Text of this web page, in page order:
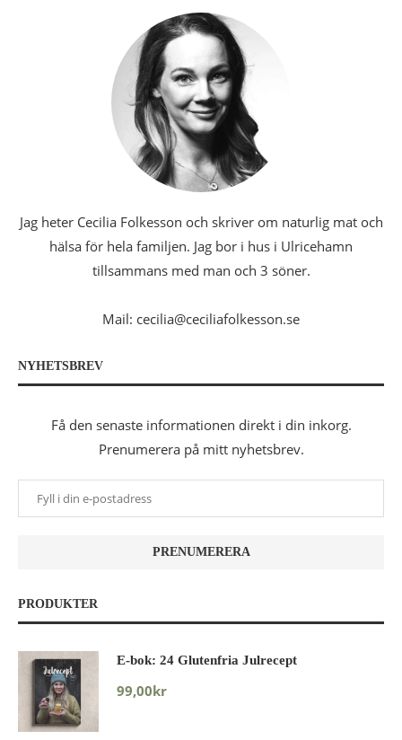
Jag heter Cecilia Folkesson och skriver om naturlig mat och
hälsa för hela familjen. Jag bor i hus i Ulricehamn
tillsammans med man och 3 söner.
Mail: cecilia@ceciliafolkesson.se
NYHETSBREV
Få den senaste informationen direkt i din inkorg.
Prenumerera på mitt nyhetsbrev.
PRODUKTER
E-bok: 24 Glutenfria Julrecept
99,00kr